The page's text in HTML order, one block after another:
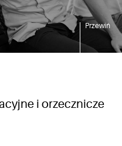
Przewiń
i orzecznicze